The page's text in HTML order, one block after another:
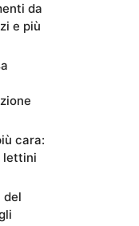
da
e più
cara:
lettini
del